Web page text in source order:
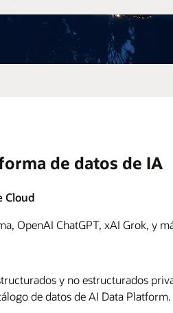
de datos de IA
Cloud
OpenAI ChatGPT, xAI Grok, y
y no estructurados
de datos de AI Data Platform.